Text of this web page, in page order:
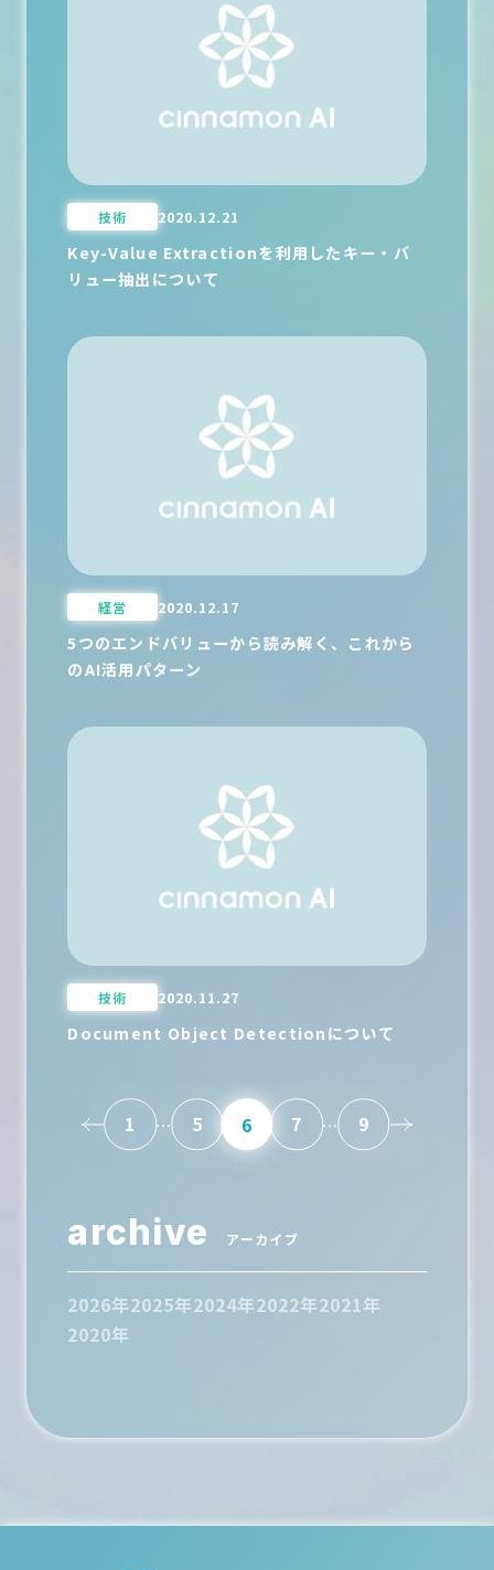
技術 2020.12.21
Key-Value Extractionを利用したキー・バ
リュー抽出について
経営 2020.12.17
5つのエンドバリューから読み解く、これから
のAI活用パターン
技術 2020.11.27
Document Object Detectionについて
ー
ー
シ
1 … 5 6 7 … 9
archive アーカイブ
2026年2025年2024年2022年2021年
2020年